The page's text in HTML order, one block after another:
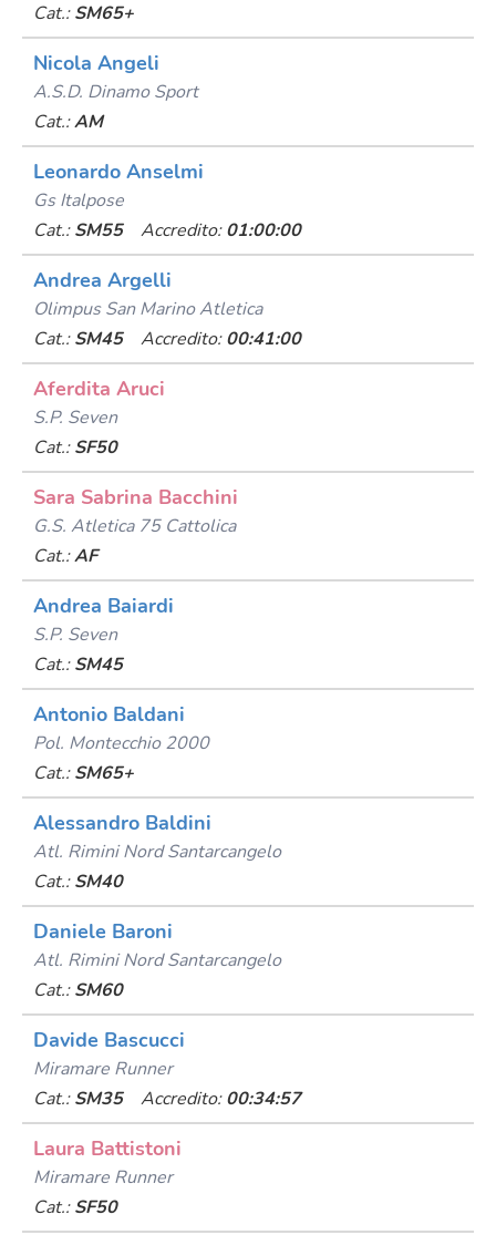
Cat.: SM65+
Nicola Angeli
A.s.d. Dinamo Sport
Cat.:AM
Leonardo Anselmi
Gs Italpose
Cat.: SM55 Accredito: 01:00:00
Andrea Argelli
Olimpus San Marino Atletica
Cat.: SM45 Accredito: 00:41:00
Aferdita Aruci
S.p. Seven
Cat.: SF50
Sara Sabrina Bacchini
G.s. Atletica 75 Cattolica
Cat.:AF
Andrea Baiardi
S.p. Seven
Cat.: SM45
Antonio Baldani
Pol. Montecchio 2000
Cat.: SM65+
Alessandro Baldini
Atl. Rimini Nord Santarcangelo
Cat.: SM40
Daniele Baroni
Atl. Rimini Nord Santarcangelo
Cat.: SM60
Davide Bascucci
Miramare Runner
Cat.: SM35 Accredito: 00:34:57
Laura Battistoni
Miramare Runner
Cat.: SF50